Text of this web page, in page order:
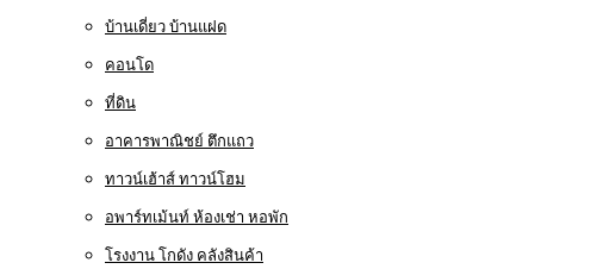
บ้านเดี่ยว บ้านแฝด
คอนโด
ที่ดิน
อาคารพาณิชย์ ตึกแถว
ทาวน์เฮ้าส์ ทาวน์โฮม
อพาร์ทเม้นท์ ห้องเช่า หอพัก
โรงงาน โกดัง คลังสินค้า